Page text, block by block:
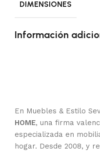
DIMENSIONES
Información
En Muebles & Estilo
HOME, una firma
especializada en
hogar. Desde 2008, y